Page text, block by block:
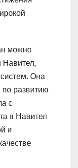
можно
Навител,
Она
по развитию
с
в Навител
и